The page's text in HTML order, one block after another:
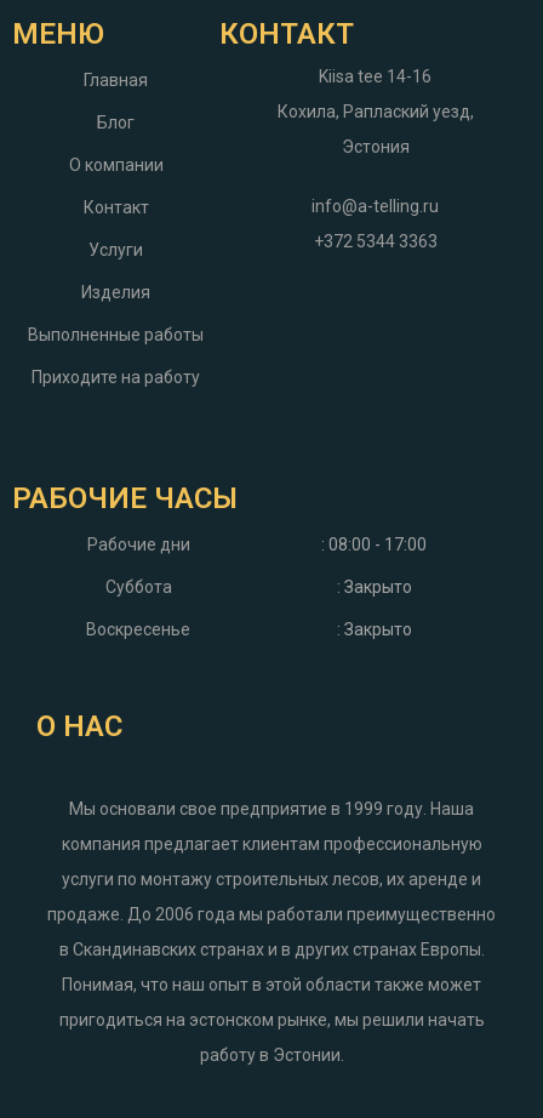
МЕНЮ
Главная
Блог
О компании
Контакт
Услуги
Изделия
Выполненные работы
Приходите на работу
КОНТАКТ
Kiisa tee 14-16
Кохила, Раплаский уезд,
Эстония
info@a-telling.ru
+372 5344 3363
РАБОЧИЕ ЧАСЫ
Рабочие дни
Суббота
Воскресенье
: 08:00 - 17:00
: Закрыто
: Закрыто
О НАС
Мы основали свое предприятие в 1999 году. Наша
компания предлагает клиентам профессиональную
услуги по монтажу строительных лесов, их аренде и
продаже. До 2006 года мы работали преимущественно
в Скандинавских странах и в других странах Европы.
Понимая, что наш опыт в этой области также может
пригодиться на эстонском рынке, мы решили начать
работу в Эстонии.